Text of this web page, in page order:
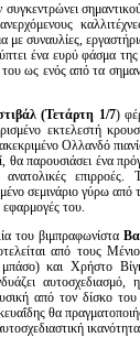
συναυλίες,
ένα ευρύ φάσμα
του ως ενός από τα
(Τετάρτη 1/7)
εκτελεστή
Ολλανδό
θα παρουσιάσει ένα
ανατολικές
σεμινάριο γύρω
εφαρμογές του.
του βιμπραφωνίστα
από τους
και Χρήστο
αυτοσχεδιασμό,
από τον δίσκο του
θα